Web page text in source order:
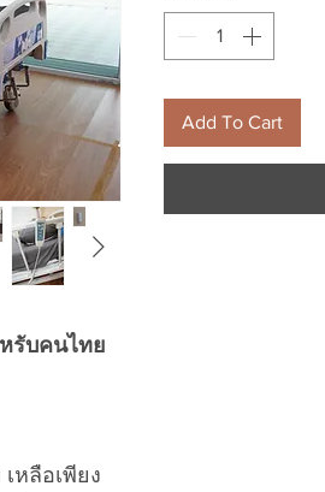
รับคนไทย
หลือเพียง
Add To Cart